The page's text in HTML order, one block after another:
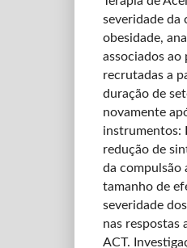
severidade da
obesidade,
associados ao
recrutadas a
duração de
novamente
instrumentos:
redução de
da compulsão
tamanho de
severidade
nas respostas
ACT.